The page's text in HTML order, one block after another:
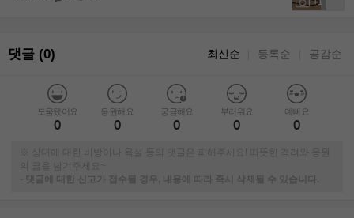
댓글 (0) 최신순 등록순 공감순
도움됐어요
0
응원해요
0
궁금해요
0
부러워요
0
예뻐요
0
※ 상대에 대한 비방이나 욕설 등의 댓글은 피해주세요! 따뜻한 격려와 응원
의 글을 남겨주세요~
-
댓글에 대한 신고가 접수될 경우, 내용에 따라 즉시 삭제될 수 있습니다.